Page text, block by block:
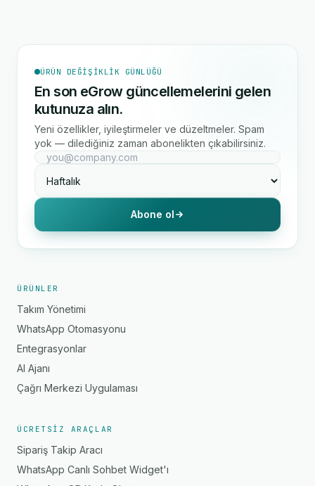
ÜRÜN DEĞIŞIKLIK GÜNLÜĞÜ
En son eGrow güncellemelerini gelen
kutunuza alın.
Yeni özellikler, iyileştirmeler ve düzeltmeler. Spam
yok — dilediğiniz zaman abonelikten çıkabilirsiniz.
Abone ol
ÜRÜNLER
Takım Yönetimi
WhatsApp Otomasyonu
Entegrasyonlar
AI Ajanı
Çağrı Merkezi Uygulaması
ÜCRETSIZ ARAÇLAR
Sipariş Takip Aracı
WhatsApp Canlı Sohbet Widget'ı